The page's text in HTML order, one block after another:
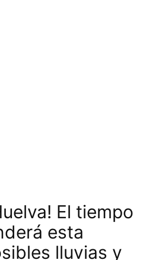
El tiempo
esta
lluvias y